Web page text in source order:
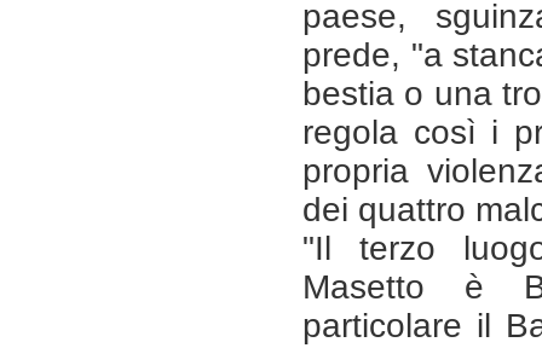
paese,
prede, "a
bestia o una
regola così i
propria
dei quattro
"Il terzo
Masetto è
particolare il